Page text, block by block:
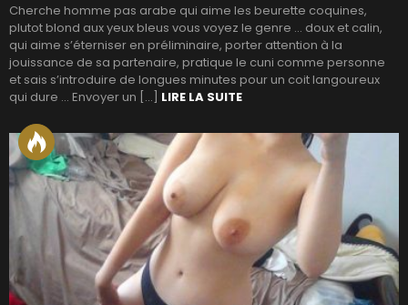
Cherche homme pas arabe qui aime les beurette coquines,
plutot blond aux yeux bleus vous voyez le genre … doux et calin,
qui aime s’éterniser en préliminaire, porter attention à la
jouissance de sa partenaire, pratique le cuni comme personne
et sais s’introduire de longues minutes pour un coit langoureux
qui dure … Envoyer un […] LIRE LA SUITE